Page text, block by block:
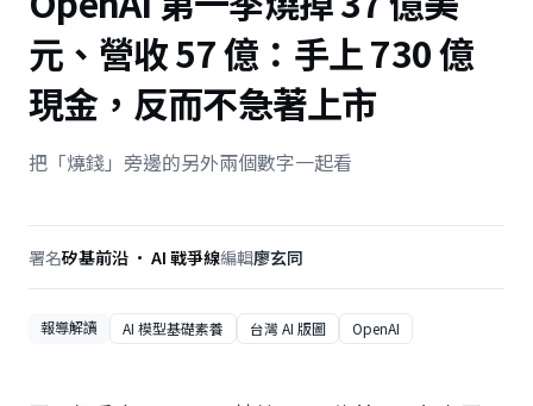
元、營收 57 億：手上 730 億
現金，反而不急著上市
把「燒錢」旁邊的另外兩個數字一起看
署名矽基前沿 · AI 戰爭線編輯廖玄同
報導解讀 AI 模型基礎素養 台灣 AI 版圖 OpenAI